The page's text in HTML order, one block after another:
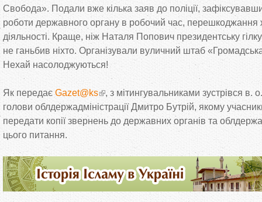
Свобода». Подали вже кілька заяв до поліції,
роботи державного органу в робочий час, перешкоджання
діяльності. Краще, ніж Наталя Попович президентську
не ганьбив ніхто. Організували вуличний штаб
Нехай насолоджуються!
Як передає Gazet@ks
, з мітингувальниками зустрівся в.
голови облдержадміністрації Дмитро Бутрій, якому
передати копії звернень до державних органів та
цього питання.